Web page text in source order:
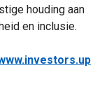
houding aan
en inclusie.